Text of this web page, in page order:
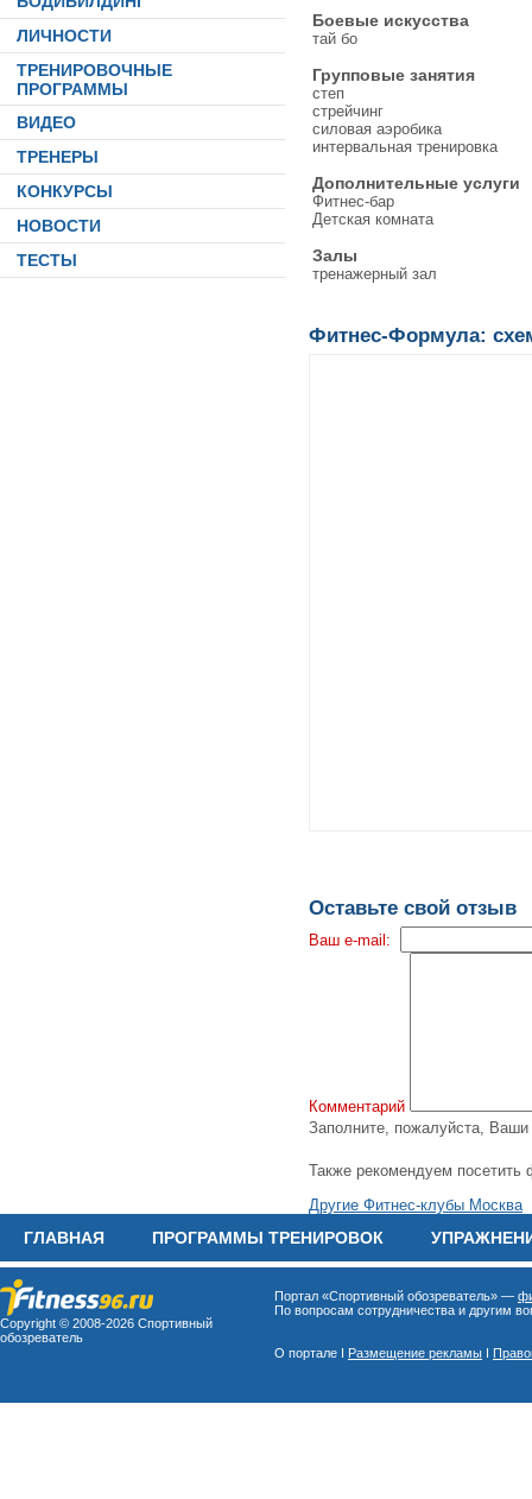
ЛИЧНОСТИ
ТРЕНИРОВОЧНЫЕ
ПРОГРАММЫ
ВИДЕО
ТРЕНЕРЫ
КОНКУРСЫ
НОВОСТИ
ТЕСТЫ
Боевые искусства
тай бо
Групповые занятия
степ
стрейчинг
силовая аэробика
интервальная тренировка
Дополнительные услуги
Фитнес-бар
Детская комната
Залы
тренажерный зал
Фитнес-Формула:
Оставьте свой отзыв
Ваш e-mail:
Комментарий
Заполните, пожалуйста, Ваши
Также рекомендуем посетить
Другие Фитнес-клубы Москва
ГЛАВНАЯ ПРОГРАММЫ ТРЕНИРОВОК
Copyright © 2008-2026 Спортивный
обозреватель
Портал «Спортивный обозреватель» —
По вопросам сотрудничества и другим
О портале I Размещение рекламы I